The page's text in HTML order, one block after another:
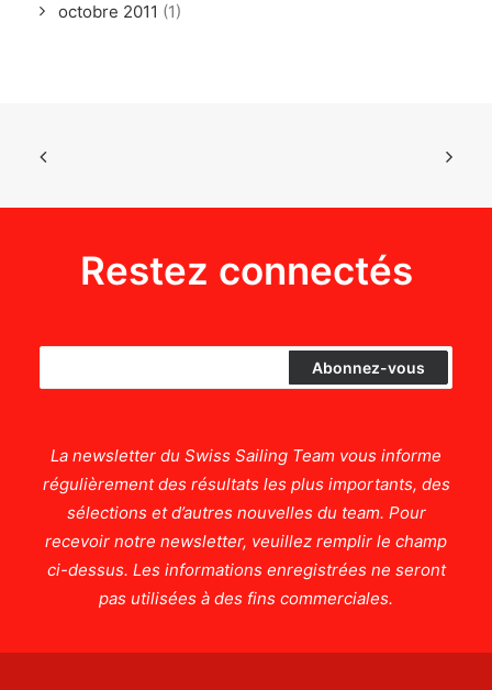
octobre 2011 (1)
Restez connectés
La newsletter du Swiss Sailing Team vous informe
régulièrement des résultats les plus importants, des
sélections et d’autres nouvelles du team. Pour
recevoir notre newsletter, veuillez remplir le champ
ci-dessus. Les informations enregistrées ne seront
pas utilisées à des fins commerciales.